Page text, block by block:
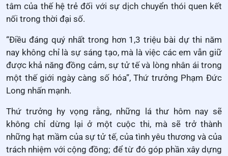
tâm của thế hệ trẻ đối với sự dịch chuyển thói quen kết
nối trong thời đại số.
“Điều đáng quý nhất trong hơn 1,3 triệu bài dự thi năm
nay không chỉ là sự sáng tạo, mà là việc các em vẫn giữ
được khả năng đồng cảm, sự tử tế và lòng nhân ái trong
một thế giới ngày càng số hóa”, Thứ trưởng Phạm Đức
Long nhấn mạnh.
Thứ trưởng hy vọng rằng, những lá thư hôm nay sẽ
không chỉ dừng lại ở một cuộc thi, mà sẽ trở thành
những hạt mầm của sự tử tế, của tình yêu thương và của
trách nhiệm với cộng đồng; để từ đó góp phần xây dựng